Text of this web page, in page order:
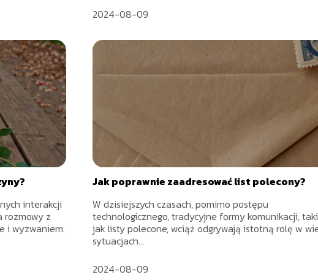
2024-08-09
interakcji
rozmowy z
i wyzwaniem.
Jak poprawnie zaadresować list polecony?
W dzisiejszych czasach, pomimo postępu
technologicznego, tradycyjne formy komunikacji,
jak listy polecone, wciąż odgrywają istotną rolę w
sytuacjach...
2024-08-09